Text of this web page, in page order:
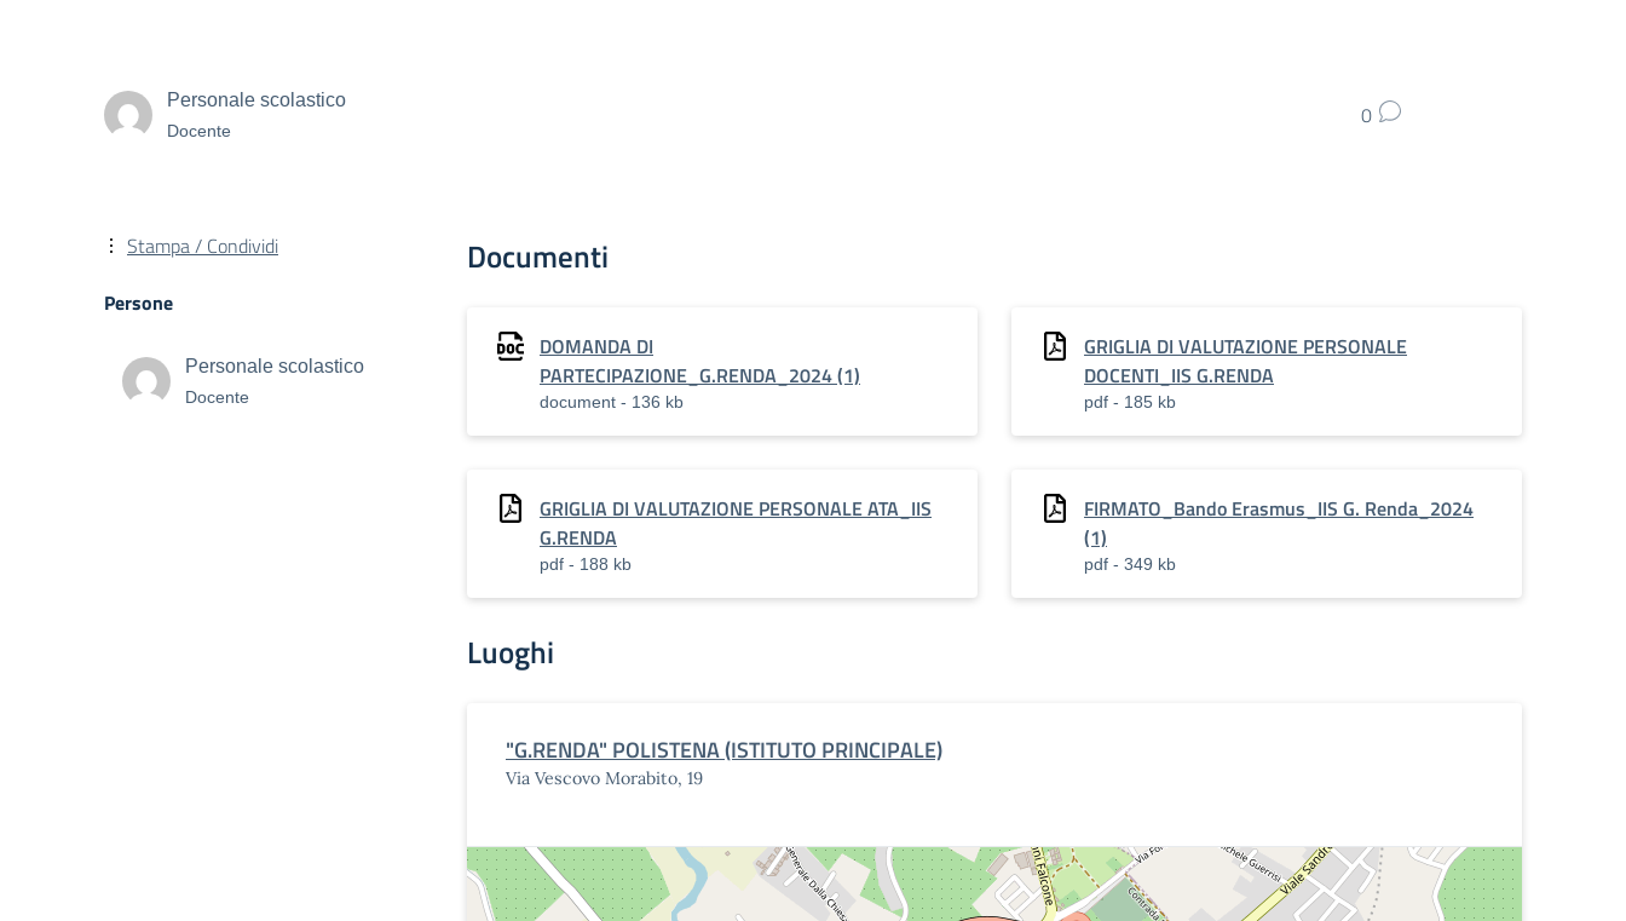
Personale scolastico
Docente
0
Documenti
DOMANDA DI
PARTECIPAZIONE_G.RENDA_2024 (1)
document - 136 kb
GRIGLIA DI VALUTAZIONE PERSONALE
DOCENTI_IIS G.RENDA
pdf - 185 kb
GRIGLIA DI VALUTAZIONE PERSONALE ATA_IIS
G.RENDA
pdf - 188 kb
FIRMATO_Bando Erasmus_IIS G. Renda_2024
(1)
pdf - 349 kb
Luoghi
"G.RENDA" POLISTENA (ISTITUTO PRINCIPALE)
Via Vescovo Morabito, 19
Stampa / Condividi
Persone
Personale scolastico
Docente